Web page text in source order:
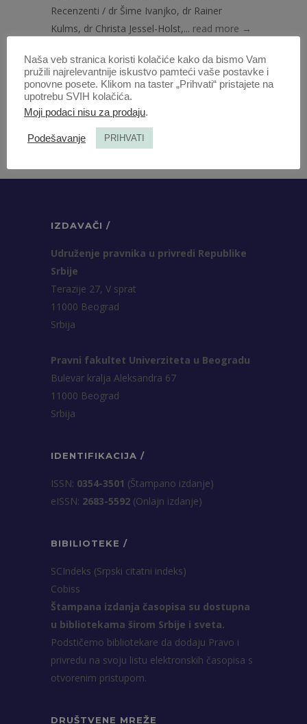
Recenzenti / dr Šime Ivanjko, dr Rainer
Kulms, dr Christa Jessel-Holst,... read more →
10 JUN 2023
IZDAVAČI /
Udruženje pravnika u privredi Republike
Srbije
Terazije 27, V sprat
11000 Beograd
Srbija
Pravni fakultet Univerziteta u Beogradu
Bulevar kralja Aleksandra 67
11000 Beograd
Srbija
IDENTIFIKACIJA /
ISSN: 0354-3501 (Štampano izdanje)
eISSN: 2683-5592 (Onlajn izdanje)
BIBILIOTEKE /
SCIndeks (Srpski citatni indeks)
Cobiss
Štampana izdanja časopisa su dostupna
u bibliotekama širom Srbije i sveta.
Podstičemo bibliotekare da dodaju Pravo i
privredu na svoju listu elektronskih časopisa s
otvorenim pristupom.
DRUŠTVENE MREŽE
Naša veb stranica koristi kolačiće kako da bismo Vam
pružili najrelevantnije iskustvo pamteći vaše postavke i
ponovne posete. Klikom na taster „Prihvati“ pristajete na
upotrebu SVIH kolačića.
Moji podaci nisu za prodaju.
Podešavanje PRIHVATI